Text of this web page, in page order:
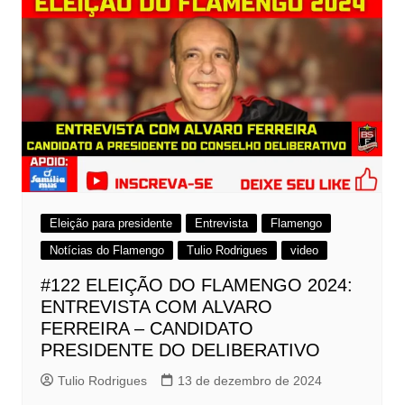
Eleição para presidente Entrevista
Flamengo
Notícias do Flamengo
Tulio Rodrigues video
#122 ELEIÇÃO DO FLAMENGO 2024:
ENTREVISTA COM ALVARO
FERREIRA – CANDIDATO
PRESIDENTE DO DELIBERATIVO
Tulio Rodrigues 13 de dezembro de 2024